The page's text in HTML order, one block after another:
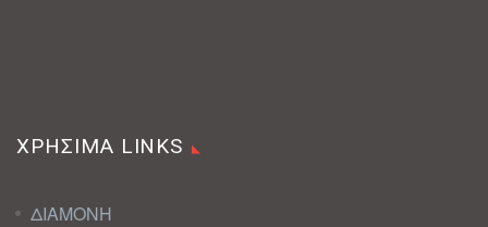
ΧΡΗΣΙΜΑ LINKS
ΔΙΑΜΟΝΗ